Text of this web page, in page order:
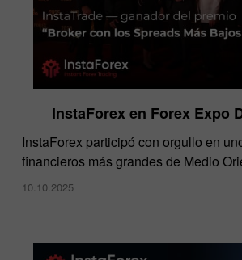
InstaForex en Forex Expo
​InstaForex participó con orgullo en
financieros más grandes de Medio
10.10.2025